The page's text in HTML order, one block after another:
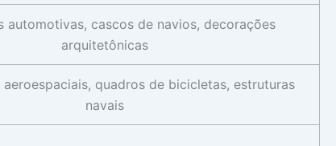
automotivas, cascos de navios, decorações
arquitetônicas
quadros de bicicletas, estruturas
navais